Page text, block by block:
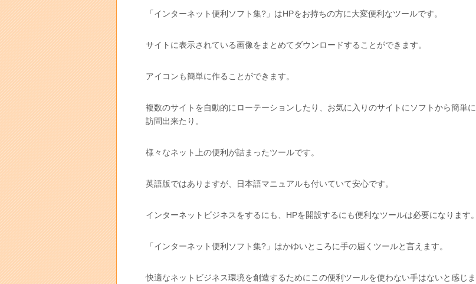
「インターネット便利ソフト集?」はHPをお持ちの方に大変便利なツールです。
サイトに表示されている画像をまとめてダウンロードすることができます。
アイコンも簡単に作ることができます。
複数のサイトを自動的にローテーションしたり、お気に入りのサイトにソフトから簡単に
訪問出来たり。
様々なネット上の便利が詰まったツールです。
英語版ではありますが、日本語マニュアルも付いていて安心です。
インターネットビジネスをするにも、HPを開設するにも便利なツールは必要になります。
「インターネット便利ソフト集?」はかゆいところに手の届くツールと言えます。
快適なネットビジネス環境を創造するためにこの便利ツールを使わない手はないと感じま